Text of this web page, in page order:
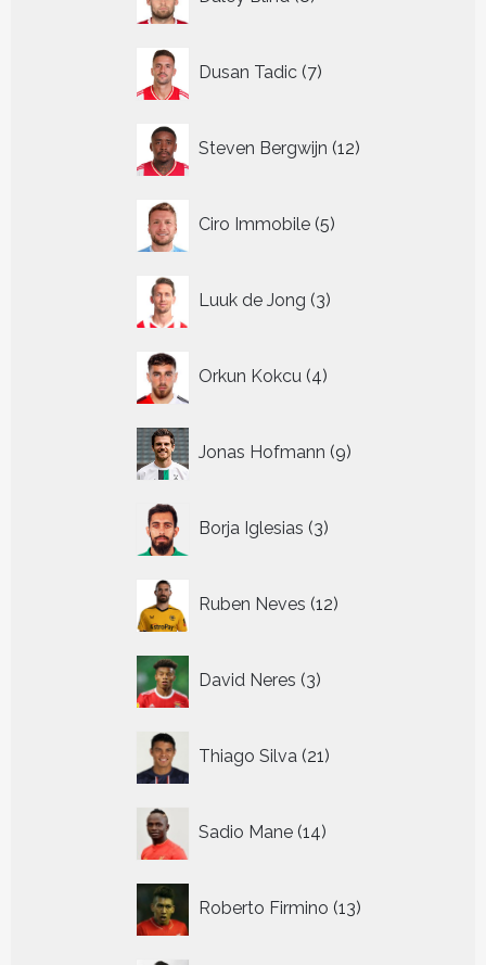
producten
Dusan Tadic 7
producten
Steven Bergwijn 12
producten
Ciro Immobile 5
producten
Luuk de Jong 3
producten
Orkun Kokcu 4
producten
Jonas Hofmann 9
producten
Borja Iglesias 3
producten
Ruben Neves 12
producten
David Neres 3
producten
Thiago Silva 21
producten
Sadio Mane 14
producten
Roberto Firmino 13
producten